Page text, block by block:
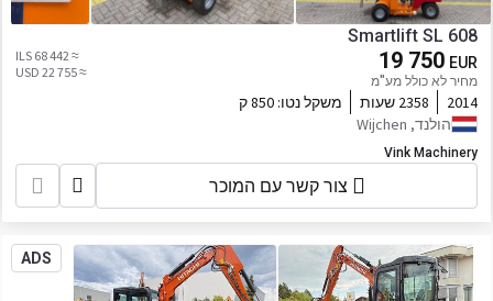
Smartlift SL 608
19 750 EUR
מחיר לא כולל מע"מ
≈ 68 442 ILS
≈ 22 755 USD
2014 2358 שעות משקל נטו: 850 ק
הולנד, Wijchen
Vink Machinery
צור קשר עם המוכר
ADS